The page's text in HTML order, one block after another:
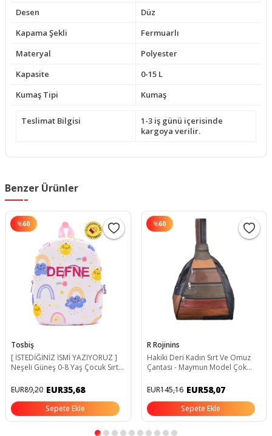
Desen
Düz
Kapama Şekli
Fermuarlı
Materyal
Polyester
Kapasite
0-15 L
Kumaş Tipi
Kumaş
Teslimat Bilgisi
1-3 iş günü içerisinde
kargoya verilir.
Benzer Ürünler
%60
Tosbiş
[ İSTEDİĞİNİZ İSMİ YAZIYORUZ ]
Neşeli Güneş 0-8 Yaş Çocuk Sırt
EUR89,20 EUR35,68
Sepete Ekle
%60
R Rojinins
Hakiki Deri Kadın Sırt Ve Omuz
Çantası - Maymun Model Çok
EUR145,16 EUR58,07
Sepete Ekle